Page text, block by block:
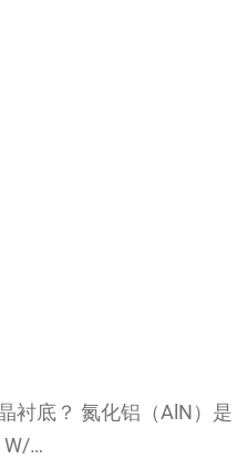
衬底？ 氮化铝（AlN）是
W/…